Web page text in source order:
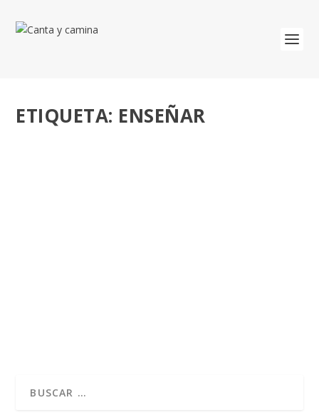
ETIQUETA: ENSEÑAR